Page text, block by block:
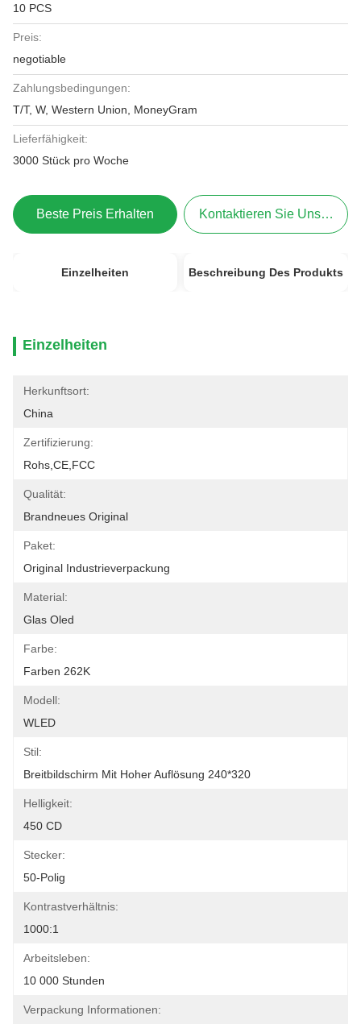
10 PCS
Preis:
negotiable
Zahlungsbedingungen:
T/T, W, Western Union, MoneyGram
Lieferfähigkeit:
3000 Stück pro Woche
Beste Preis Erhalten Kontaktieren Sie Uns Jetzt
Einzelheiten Beschreibung Des Produkts
Einzelheiten
Herkunftsort:
China
Zertifizierung:
Rohs,CE,FCC
Qualität:
Brandneues Original
Paket:
Original Industrieverpackung
Material:
Glas Oled
Farbe:
Farben 262K
Modell:
WLED
Stil:
Breitbildschirm Mit Hoher Auflösung 240*320
Helligkeit:
450 CD
Stecker:
50-Polig
Kontrastverhältnis:
1000:1
Arbeitsleben:
10 000 Stunden
Verpackung Informationen: